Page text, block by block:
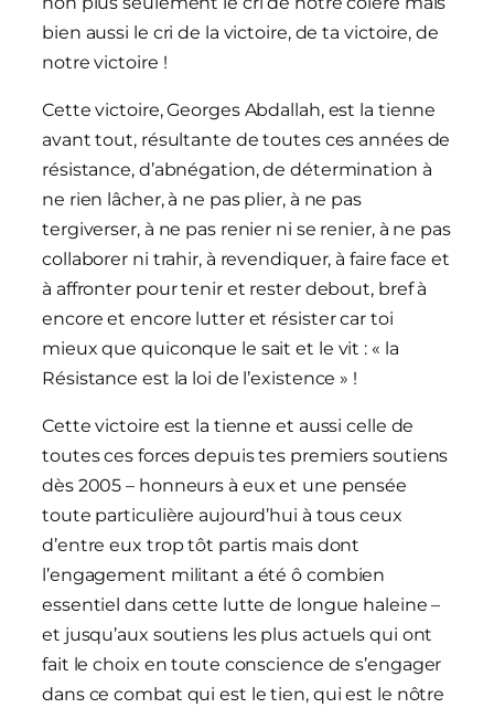
bien aussi le cri de la victoire, de ta victoire, de
notre victoire !
Cette victoire, Georges Abdallah, est la tienne
avant tout, résultante de toutes ces années de
résistance, d’abnégation, de détermination à
ne rien lâcher, à ne pas plier, à ne pas
tergiverser, à ne pas renier ni se renier, à ne pas
collaborer ni trahir, à revendiquer, à faire face et
à affronter pour tenir et rester debout, bref à
encore et encore lutter et résister car toi
mieux que quiconque le sait et le vit : « la
Résistance est la loi de l’existence » !
Cette victoire est la tienne et aussi celle de
toutes ces forces depuis tes premiers soutiens
dès 2005 – honneurs à eux et une pensée
toute particulière aujourd’hui à tous ceux
d’entre eux trop tôt partis mais dont
l’engagement militant a été ô combien
essentiel dans cette lutte de longue haleine –
et jusqu’aux soutiens les plus actuels qui ont
fait le choix en toute conscience de s’engager
dans ce combat qui est le tien, qui est le nôtre